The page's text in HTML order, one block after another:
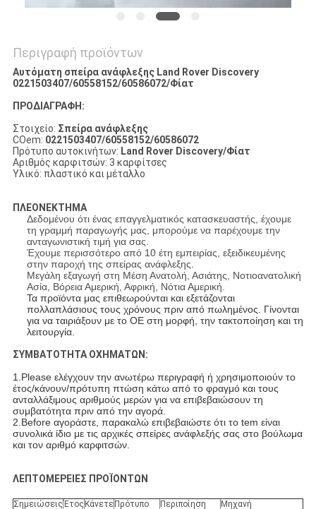
Περιγραφή προϊόντων
Αυτόματη σπείρα ανάφλεξης Land Rover Discovery
0221503407/60558152/60586072/Φίατ
ΠΡΟΔΙΑΓΡΑΦΗ:
Στοιχείο: Σπείρα ανάφλεξης
COem: 0221503407/60558152/60586072
Πρότυπο αυτοκινήτων: Land Rover Discovery/Φίατ
Αριθμός καρφιτσών: 3 καρφίτσες
Υλικό: πλαστικό και μέταλλο
ΠΛΕΟΝΕΚΤΗΜΑ
Δεδομένου ότι ένας επαγγελματικός κατασκευαστής, έχουμε
τη γραμμή παραγωγής μας, μπορούμε να παρέχουμε την
ανταγωνιστική τιμή για σας.
Έχουμε περισσότερο από 10 έτη εμπειρίας, εξειδικευμένης
στην παροχή της σπείρας ανάφλεξης.
Μεγάλη εξαγωγή στη Μέση Ανατολή, Ασιάτης, Νοτιοανατολική
Ασία, Βόρεια Αμερική, Αφρική, Νότια Αμερική.
Τα προϊόντα μας επιθεωρούνται και εξετάζονται
πολλαπλάσιους τους χρόνους πριν από πωλημένος. Γίνονται
για να ταιριάξουν με το OE στη μορφή, την τακτοποίηση και τη
λειτουργία.
ΣΥΜΒΑΤΟΤΗΤΑ ΟΧΗΜΑΤΩΝ:
1.Please ελέγχουν την ανωτέρω περιγραφή ή χρησιμοποιούν το
έτος/κάνουν/πρότυπη πτώση κάτω από το φραγμό και τους
ανταλλάξιμους αριθμούς μερών για να επιβεβαιώσουν τη
συμβατότητα πριν από την αγορά.
2.Before αγοράστε, παρακαλώ επιβεβαιώστε ότι το tem είναι
συνολικά ίδιο με τις αρχικές σπείρες ανάφλεξής σας στο βούλωμα
και τον αριθμό καρφιτσών.
ΛΕΠΤΟΜΕΡΕΙΕΣ ΠΡΟΪΟΝΤΩΝ
ΣημειώσειςΈτος Κάνετε Πρότυπο Περιποίηση
Μηχανή